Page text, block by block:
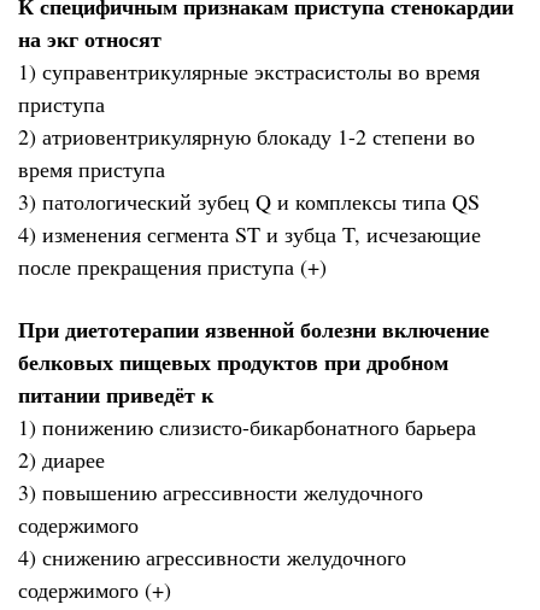
на экг относят
1) суправентрикулярные экстрасистолы во время
приступа
2) атриовентрикулярную блокаду 1-2 степени во
время приступа
3) патологический зубец Q и комплексы типа QS
4) изменения сегмента ST и зубца T, исчезающие
после прекращения приступа (+)
При диетотерапии язвенной болезни включение
белковых пищевых продуктов при дробном
питании приведёт к
1) понижению слизисто-бикарбонатного барьера
2) диарее
3) повышению агрессивности желудочного
содержимого
4) снижению агрессивности желудочного
содержимого (+)